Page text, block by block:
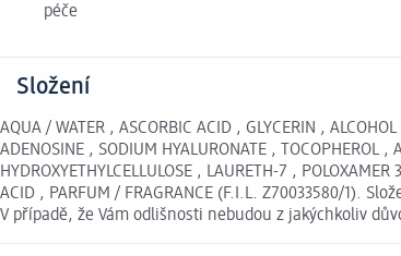
péče
Složení
AQUA / WATER , ASCORBIC ACID , GLYCERIN ,
ADENOSINE , SODIUM HYALURONATE , TOCOPHEROL ,
HYDROXYETHYLCELLULOSE , LAURETH-7 ,
ACID , PARFUM / FRAGRANCE (F.I.L. Z70033580/1).
V případě, že Vám odlišnosti nebudou z jakýchkoliv